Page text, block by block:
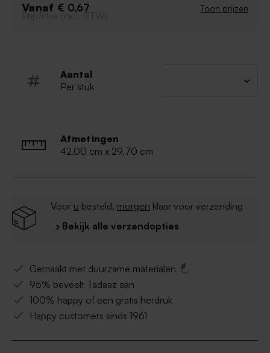
feestvarken! Leuk in combinatie met bijpassende
Vanaf € 0,67 Toon prijzen
Prijs/stuk (incl. BTW)
Aantal
Per stuk
Afmetingen
42,00 cm x 29,70 cm
Voor u besteld, morgen klaar voor verzending
› Bekijk alle verzendopties
Gemaakt met duurzame materialen
95% beveelt Tadaaz aan
100% happy of een gratis herdruk
Happy customers sinds 1961